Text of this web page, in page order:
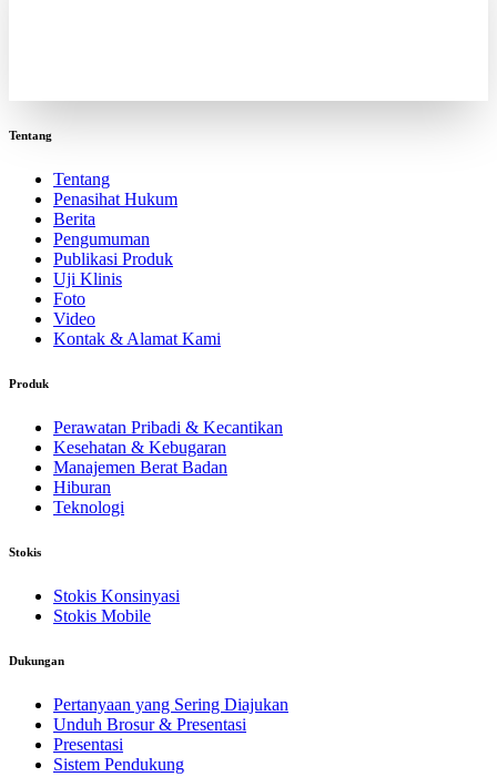
Tentang
Tentang
Penasihat Hukum
Berita
Pengumuman
Publikasi Produk
Uji Klinis
Foto
Video
Kontak & Alamat Kami
Produk
Perawatan Pribadi & Kecantikan
Kesehatan & Kebugaran
Manajemen Berat Badan
Hiburan
Teknologi
Stokis
Stokis Konsinyasi
Stokis Mobile
Dukungan
Pertanyaan yang Sering Diajukan
Unduh Brosur & Presentasi
Presentasi
Sistem Pendukung